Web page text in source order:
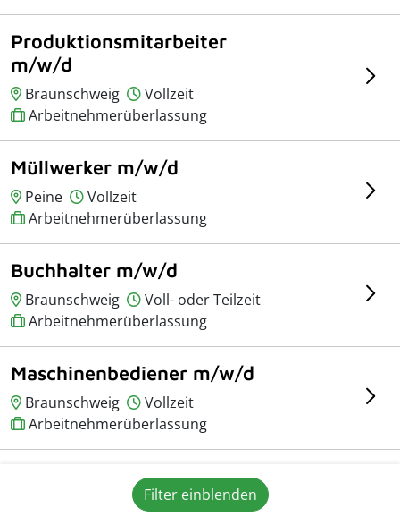
Filter einblenden
Produktionsmitarbeiter
m/w/d
Braunschweig
Vollzeit
Arbeitnehmerüberlassung
Müllwerker m/w/d
Peine
Vollzeit
Arbeitnehmerüberlassung
Buchhalter m/w/d
Braunschweig
Voll- oder Teilzeit
Arbeitnehmerüberlassung
Maschinenbediener m/w/d
Braunschweig
Vollzeit
Arbeitnehmerüberlassung
Leiter Projektmanagement